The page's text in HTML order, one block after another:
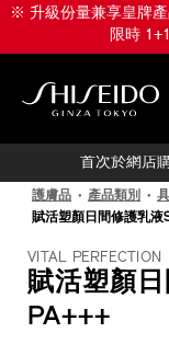
跳※ 升級份量兼享皇牌
限時
首次於網店
護膚品 產品類別
賦活塑顏日間修護乳液
VITAL PERFECTION
賦活塑顏
PA+++